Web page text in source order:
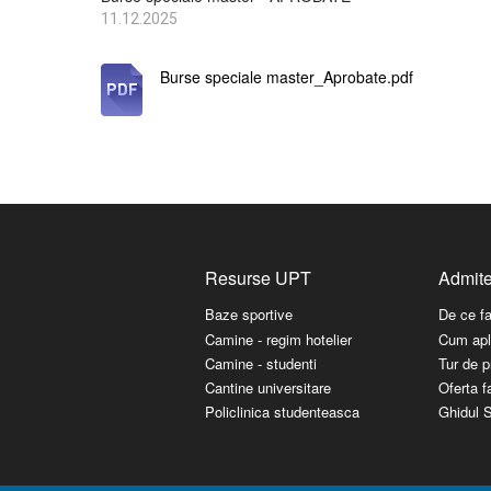
11.12.2025
Burse speciale master_Aprobate.pdf
Resurse UPT
Baze sportive
Camine - regim hotelier
Camine - studenti
Cantine universitare
Policlinica studenteasca
De ce
Cum
Tur de
Oferta
Ghidul